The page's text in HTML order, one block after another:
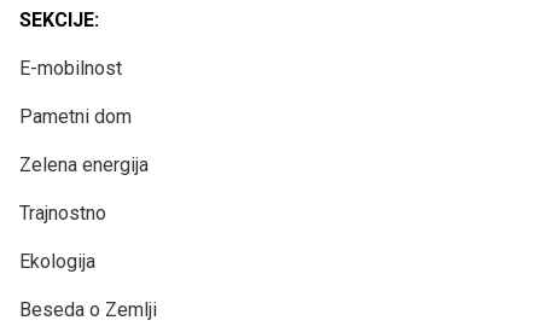
SEKCIJE:
E-mobilnost
Pametni dom
Zelena energija
Trajnostno
Ekologija
Beseda o Zemlji